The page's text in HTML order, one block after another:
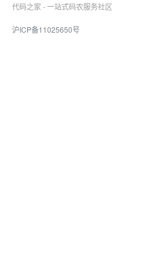
代码之家 - 一站式码农服务社区
沪ICP备11025650号